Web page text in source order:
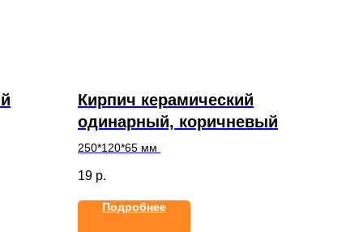
Кирпич керамический
одинарный, коричневый
250*120*65 мм
19 р.
Подробнее